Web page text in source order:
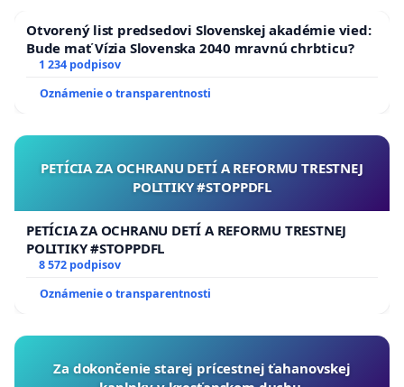
Otvorený list predsedovi Slovenskej akadémie vied:
Bude mať Vízia Slovenska 2040 mravnú chrbticu?
1 234 podpisov
Oznámenie o transparentnosti
PETÍCIA ZA OCHRANU DETÍ A REFORMU TRESTNEJ
POLITIKY #STOPPDFL
PETÍCIA ZA OCHRANU DETÍ A REFORMU TRESTNEJ
POLITIKY #STOPPDFL
8 572 podpisov
Oznámenie o transparentnosti
Za dokončenie starej prícestnej ťahanovskej